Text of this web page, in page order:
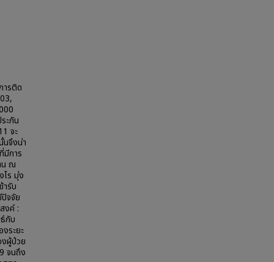
ารติด
ะกัน
จะ
นจึงน่า
มีการ
น ณ
ไร มุ่ง
ารับ
จจัย
งค์ :
กับ
ระยะ
ผู้ป่วย
จนถึง